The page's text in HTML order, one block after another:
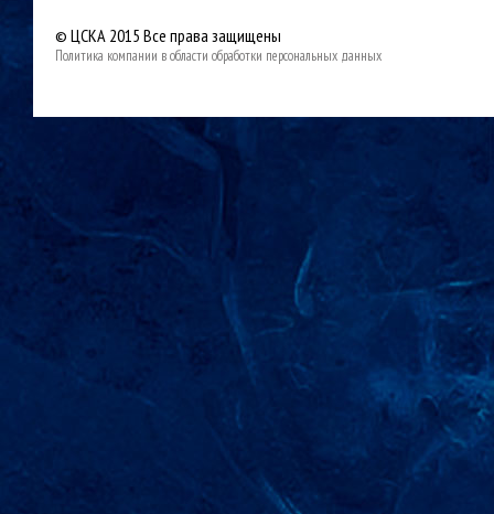
© ЦСКА 2015 Все права защищены
Политика компании в области обработки персональных данных